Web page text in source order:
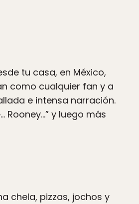
tu casa, en México,
como cualquier fan y a
e intensa narración.
Rooney…” y luego más
chela, pizzas, jochos y